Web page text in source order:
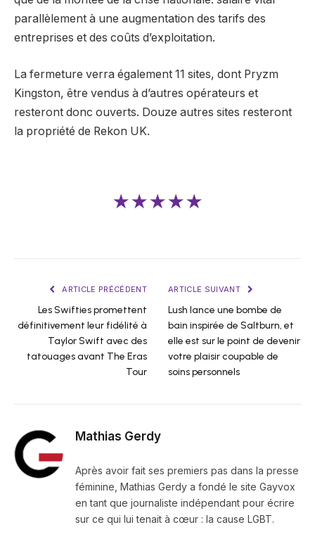
parallèlement à une augmentation des tarifs des
entreprises et des coûts d’exploitation.
La fermeture verra également 11 sites, dont Pryzm
Kingston, être vendus à d’autres opérateurs et
resteront donc ouverts. Douze autres sites resteront
la propriété de Rekon UK.
★★★★★
ARTICLE PRÉCÉDENT
Les Swifties promettent
définitivement leur fidélité à
Taylor Swift avec des
tatouages ​​avant The Eras
Tour
ARTICLE SUIVANT
Lush lance une bombe de
bain inspirée de Saltburn, et
elle est sur le point de devenir
votre plaisir coupable de
soins personnels
Mathias Gerdy
Après avoir fait ses premiers pas dans la presse
féminine, Mathias Gerdy a fondé le site Gayvox
en tant que journaliste indépendant pour écrire
sur ce qui lui tenait à cœur : la cause LGBT.